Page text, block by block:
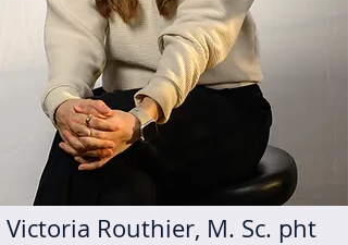
Victoria Routhier, M. Sc. pht